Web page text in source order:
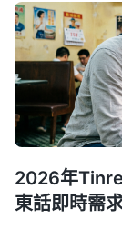
2026年
東話即時需